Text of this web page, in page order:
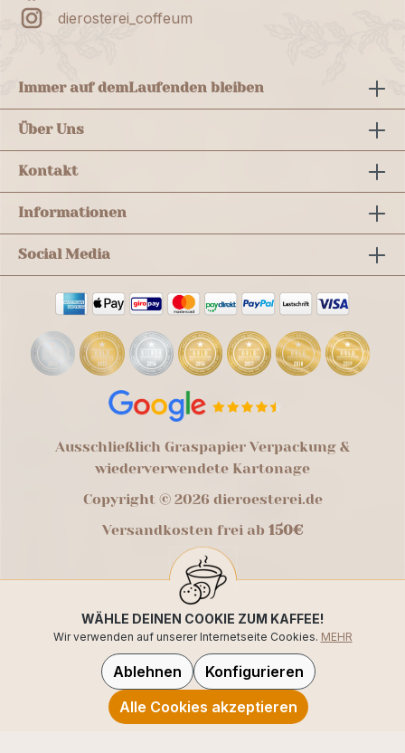
dierosterei_coffeum
Immer auf demLaufenden bleiben
Über Uns
Kontakt
Informationen
Social Media
Ausschließlich Graspapier Verpackung &
wiederverwendete Kartonage
Copyright © 2026 dieroesterei.de
Versandkosten frei ab 150€
WÄHLE DEINEN COOKIE ZUM KAFFEE!
Wir verwenden auf unserer Internetseite Cookies. MEHR
Ablehnen
Konfigurieren
Alle Cookies akzeptieren